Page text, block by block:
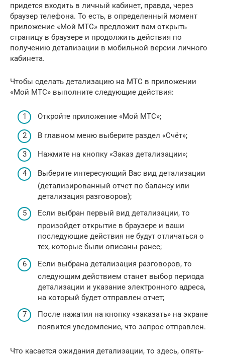
придется входить в личный кабинет, правда, через
браузер телефона. То есть, в определенный момент
приложение «Мой МТС» предложит вам открыть
страницу в браузере и продолжить действия по
получению детализации в мобильной версии личного
кабинета.
Чтобы сделать детализацию на МТС в приложении
«Мой МТС» выполните следующие действия:
Откройте приложение «Мой МТС»;
В главном меню выберите раздел «Счёт»;
Нажмите на кнопку «Заказ детализации»;
Выберите интересующий Вас вид детализации
(детализированный отчет по балансу или
детализация разговоров);
Если выбран первый вид детализации, то
произойдет открытие в браузере и ваши
последующие действия не будут отличаться о
тех, которые были описаны ранее;
Если выбрана детализация разговоров, то
следующим действием станет выбор периода
детализации и указание электронного адреса,
на который будет отправлен отчет;
После нажатия на кнопку «заказать» на экране
появится уведомление, что запрос отправлен.
Что касается ожидания детализации, то здесь, опять-